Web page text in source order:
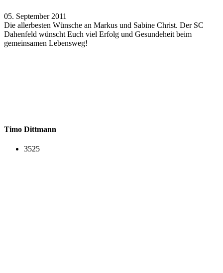
05. September 2011
Die allerbesten Wünsche an Markus und Sabine Christ. Der SC
Dahenfeld wünscht Euch viel Erfolg und Gesundeheit beim
gemeinsamen Lebensweg!
Timo Dittmann
3525